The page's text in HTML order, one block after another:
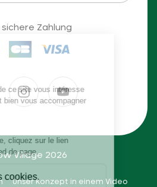
sichere Zahlung
Village 2026
Unser Konzept in einem Video